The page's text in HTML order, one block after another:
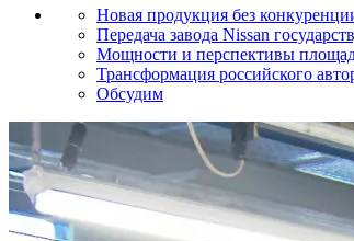
Новая продукция без
Передача завода Nissan
Мощности и перспективы
Трансформация российского
Обсудим